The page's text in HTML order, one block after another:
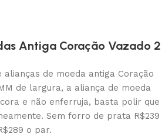
Antiga Coração Vazado 2
de moeda antiga Coração
de largura, a aliança de moeda
e não enferruja, basta polir que
Sem forro de prata R$239
o par.